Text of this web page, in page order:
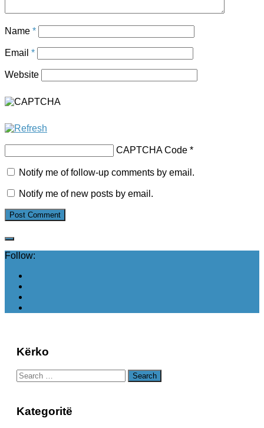
Name *
Email *
Website
CAPTCHA Code *
Notify me of follow-up comments by email.
Notify me of new posts by email.
Follow:
Kërko
Search
for:
Kategoritë